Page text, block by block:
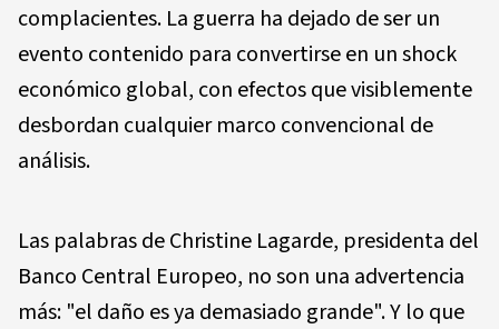
complacientes. La guerra ha dejado de ser un
evento contenido para convertirse en un shock
económico global, con efectos que visiblemente
desbordan cualquier marco convencional de
análisis.
Las palabras de Christine Lagarde, presidenta del
Banco Central Europeo, no son una advertencia
más: "el daño es ya demasiado grande". Y lo que